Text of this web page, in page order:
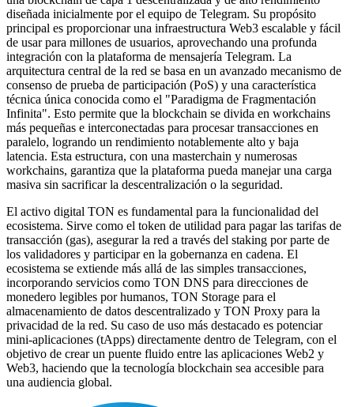
diseñada inicialmente por el equipo de Telegram. Su propósito
principal es proporcionar una infraestructura Web3 escalable y fácil
de usar para millones de usuarios, aprovechando una profunda
integración con la plataforma de mensajería Telegram. La
arquitectura central de la red se basa en un avanzado mecanismo de
consenso de prueba de participación (PoS) y una característica
técnica única conocida como el "Paradigma de Fragmentación
Infinita". Esto permite que la blockchain se divida en workchains
más pequeñas e interconectadas para procesar transacciones en
paralelo, logrando un rendimiento notablemente alto y baja
latencia. Esta estructura, con una masterchain y numerosas
workchains, garantiza que la plataforma pueda manejar una carga
masiva sin sacrificar la descentralización o la seguridad.
El activo digital TON es fundamental para la funcionalidad del
ecosistema. Sirve como el token de utilidad para pagar las tarifas de
transacción (gas), asegurar la red a través del staking por parte de
los validadores y participar en la gobernanza en cadena. El
ecosistema se extiende más allá de las simples transacciones,
incorporando servicios como TON DNS para direcciones de
monedero legibles por humanos, TON Storage para el
almacenamiento de datos descentralizado y TON Proxy para la
privacidad de la red. Su caso de uso más destacado es potenciar
mini-aplicaciones (tApps) directamente dentro de Telegram, con el
objetivo de crear un puente fluido entre las aplicaciones Web2 y
Web3, haciendo que la tecnología blockchain sea accesible para
una audiencia global.